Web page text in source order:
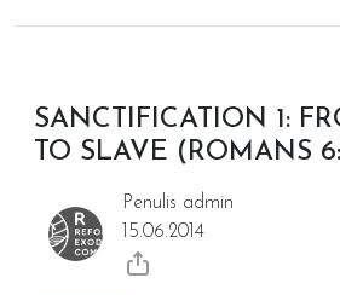
SANCTIFICATION 1:
TO SLAVE (ROMANS
Penulis admin
15.06.2014